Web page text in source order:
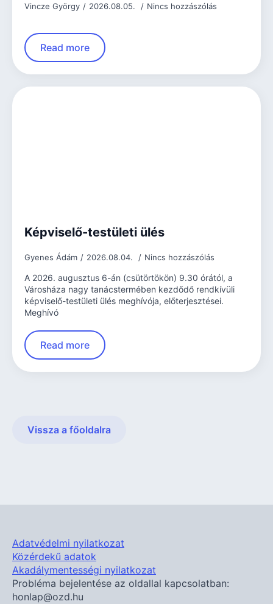
Vincze György 2026.08.05. Nincs hozzászólás
Read more
Képviselő-testületi ülés
Gyenes Ádám 2026.08.04. Nincs hozzászólás
A 2026. augusztus 6-án (csütörtökön) 9.30 órától, a
Városháza nagy tanácstermében kezdődő rendkívüli
képviselő-testületi ülés meghívója, előterjesztései.
Meghívó
Read more
Vissza a főoldalra
Adatvédelmi nyilatkozat
Közérdekű adatok
Akadálymentességi nyilatkozat
Probléma bejelentése az oldallal kapcsolatban:
honlap@ozd.hu